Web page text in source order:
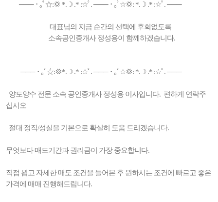
─── ･ ｡ﾟ☆:💢 *.☽ .* :☆ﾟ. ─── ･ ｡ﾟ☆💢: *.☽ .* :☆ﾟ. ───
대표님의 지금 순간의 선택에 후회없도록
소속공인중개사 정성용이 함께하겠습니다.
─── ･ ｡ﾟ☆:💢*.☽ .* :☆ﾟ. ─── ･ ｡ﾟ☆💢: *.☽ .* :☆ﾟ. ───
양도양수 전문 소속 공인중개사 정성용 이사입니다. 편하게 연락주
십시오
절대 정직/성실을 기본으로 확실히 도움 드리겠습니다.
무엇보다 매도기간과 권리금이 가장 중요합니다.
직접 뵙고 자세한 매도 조건을 들어본 후 원하시는 조건에 빠르고 좋은
가격에 매매 진행해드립니다.